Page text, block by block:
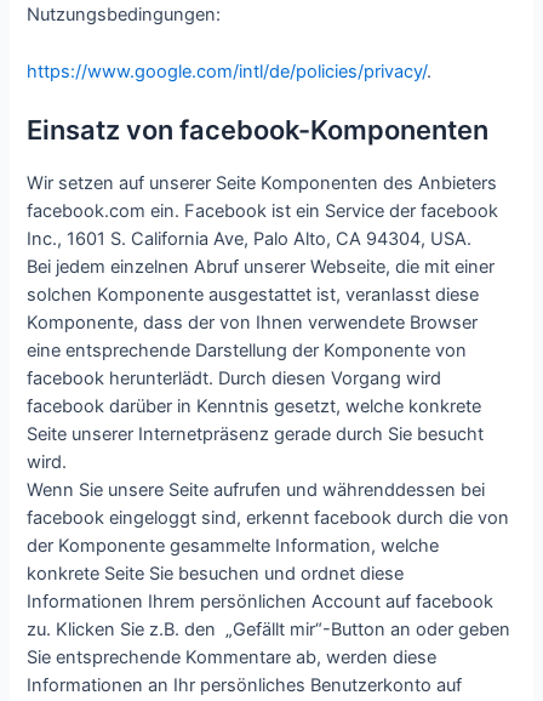
Nutzungsbedingungen:
https://www.google.com/intl/de/policies/privacy/.
Einsatz von facebook-Komponenten
Wir setzen auf unserer Seite Komponenten des Anbieters
facebook.com ein. Facebook ist ein Service der facebook
Inc., 1601 S. California Ave, Palo Alto, CA 94304, USA.
Bei jedem einzelnen Abruf unserer Webseite, die mit einer
solchen Komponente ausgestattet ist, veranlasst diese
Komponente, dass der von Ihnen verwendete Browser
eine entsprechende Darstellung der Komponente von
facebook herunterlädt. Durch diesen Vorgang wird
facebook darüber in Kenntnis gesetzt, welche konkrete
Seite unserer Internetpräsenz gerade durch Sie besucht
wird.
Wenn Sie unsere Seite aufrufen und währenddessen bei
facebook eingeloggt sind, erkennt facebook durch die von
der Komponente gesammelte Information, welche
konkrete Seite Sie besuchen und ordnet diese
Informationen Ihrem persönlichen Account auf facebook
zu. Klicken Sie z.B. den „Gefällt mir“-Button an oder geben
Sie entsprechende Kommentare ab, werden diese
Informationen an Ihr persönliches Benutzerkonto auf